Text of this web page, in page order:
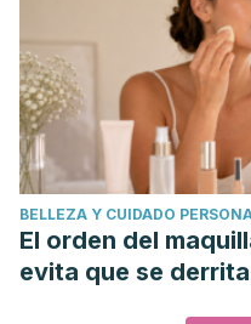
BELLEZA Y CUIDADO
El orden del
evita que se